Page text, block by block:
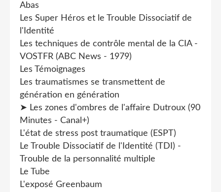
Abas
Les Super Héros et le Trouble Dissociatif de
l'Identité
Les techniques de contrôle mental de la CIA -
VOSTFR (ABC News - 1979)
Les Témoignages
Les traumatismes se transmettent de
génération en génération
➤ Les zones d'ombres de l'affaire Dutroux (90
Minutes - Canal+)
L'état de stress post traumatique (ESPT)
Le Trouble Dissociatif de l'Identité (TDI) -
Trouble de la personnalité multiple
Le Tube
L'exposé Greenbaum